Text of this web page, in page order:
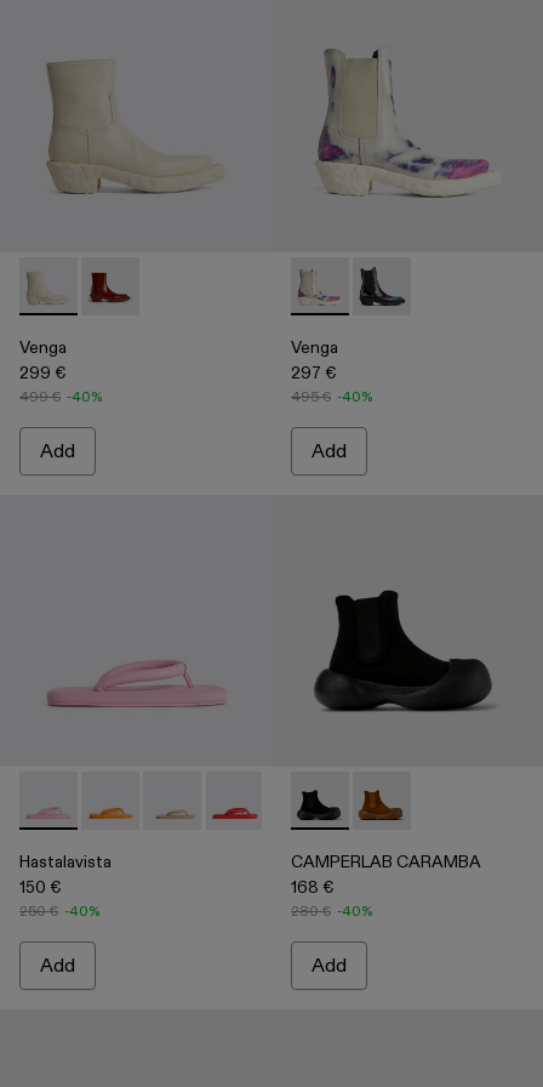
Venga - K300447-003 - White
Venga - K300447-002
Venga
299 €
499 € -40%
Add
Venga - K300448-002 -
Venga - K300448-
Venga
297 €
495 € -40%
Add
Hastalavista - K100608-012 - Pink
Hastalavista - K100608-017
Hastalavista - K100608-015
Hastalavista - K100608-008
Hastalavista - K100608-003
Hastalavista - K100608-
Hastalavista
150 €
250 € -40%
Add
CAMPERLAB CARAMBA -
CAMPERLAB
CAMPERLAB CARAMBA
168 €
280 € -40%
Add